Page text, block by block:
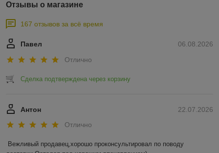
Отзывы о магазине
167 отзывов за всё время
06.08.2026
Павел
Отлично
Сделка подтверждена через корзину
22.07.2026
Антон
Отлично
Вежливый продавец,хорошо проконсультировал по поводу